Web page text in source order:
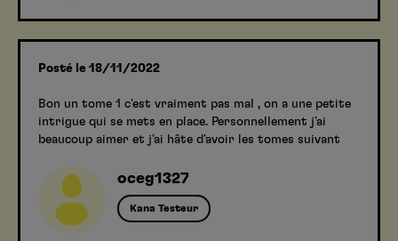
Posté le 18/11/2022
Bon un tome 1 c'est vraiment pas mal , on a une petite
intrigue qui se mets en place. Personnellement j'ai
beaucoup aimer et j'ai hâte d'avoir les tomes suivant
oceg1327
Kana Testeur